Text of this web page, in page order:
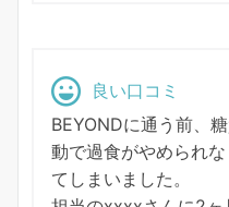
良い口コミ
BEYONDに通う前、
動で過食がやめられ
てしまいました。